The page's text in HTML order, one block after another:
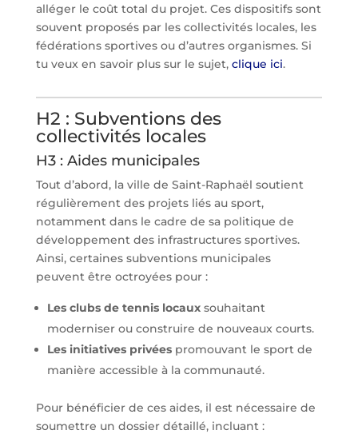
alléger le coût total du projet. Ces dispositifs sont
souvent proposés par les collectivités locales, les
fédérations sportives ou d’autres organismes. Si
tu veux en savoir plus sur le sujet, clique ici.
H2 : Subventions des
collectivités locales
H3 : Aides municipales
Tout d’abord, la ville de Saint-Raphaël soutient
régulièrement des projets liés au sport,
notamment dans le cadre de sa politique de
développement des infrastructures sportives.
Ainsi, certaines subventions municipales
peuvent être octroyées pour :
Les clubs de tennis locauxsouhaitant
moderniser ou construire de nouveaux courts.
Les initiatives privéespromouvant le sport de
manière accessible à la communauté.
Pour bénéficier de ces aides, il est nécessaire de
soumettre un dossier détaillé, incluant :